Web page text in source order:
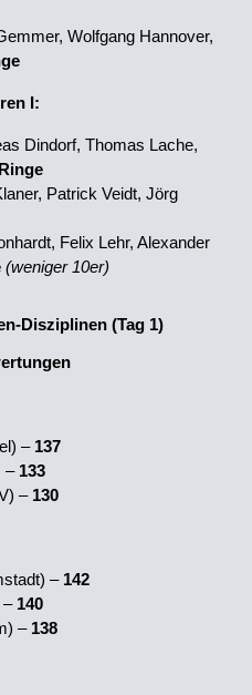
Wolfgang Hannover,
I:
Dindorf, Thomas Lache,
Patrick Veidt, Jörg
Felix Lehr, Alexander
(weniger 10er)
Disziplinen (Tag 1)
– 137
– 133
– 130
– 142
– 140
– 138